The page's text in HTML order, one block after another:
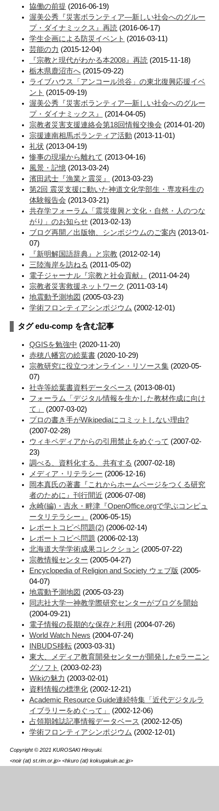
協働の前提 (2016-06-19)
渥美公秀『災害ボランティア―新しい社会へのグルー
プ・ダイナミックス』再読 (2016-06-17)
学生企画による防災イベント (2016-03-11)
芸能の力 (2015-12-04)
『宗教と現代がわかる本2008』再読 (2015-11-18)
栃木県鹿沼市へ (2015-09-22)
ライブハウス「アンコール渋谷」の東北復興応援イベ
ント (2015-09-19)
渥美公秀『災害ボランティア―新しい社会へのグルー
プ・ダイナミックス』
(2014-04-05)
宗教者災害支援連絡会第18回情報交換会 (2014-01-20)
宗援連南相馬ボランティア活動 (2013-11-01)
礼状 (2013-04-19)
惨事の現場から離れて (2013-04-16)
風景・記憶 (2013-03-24)
濱田武士『漁業と震災』
(2013-03-23)
第2回 震災支援に動いた神道文化学部生・専攻科生の
体験報告会 (2013-03-21)
共存学フォーラム「震災復興と文化・自然・人のつな
がり」のお知らせ (2013-02-13)
ブログ再開／出版物、シンポジウムのご案内 (2013-01-
07)
『新明解国語辞典』と宗教 (2012-02-14)
三陸海岸を訪ねる (2011-05-02)
電子ジャーナル『宗教と社会貢献』
(2011-04-24)
宗教者災害救援ネットワーク (2011-03-14)
地震動予測地図 (2005-03-23)
学術フロンティアシンポジウム (2002-12-01)
タグ edu-comp を含む記事
QGISを勉強中 (2020-11-20)
赤穂八幡宮の絵葉書 (2020-10-29)
宗教研究に役立つオンライン・リソース集 (2020-05-
07)
社寺等絵葉書資料データベース (2013-08-01)
フォーラム「デジタル情報を生かした教材作成に向け
て」
(2007-03-02)
プロの書き手がWikipediaにコミットしない理由?
(2007-02-28)
ウィキペディアからの引用禁止をめぐって (2007-02-
23)
調べる、資料化する、共有する (2007-02-18)
メディア・リテラシー (2006-12-16)
岡本真氏の著書『これからホームページをつくる研究
者のために』刊行間近 (2006-07-08)
永崎(編)・吉永・畔津『OpenOffice.orgで学ぶコンピュ
ータリテラシー』
(2006-05-15)
レポートコピペ問題(2) (2006-02-14)
レポートコピペ問題 (2006-02-13)
北海道大学学術成果コレクション (2005-07-22)
宗教情報センター (2005-04-27)
Encyclopedia of Religion and Society ウェブ版 (2005-
04-07)
地震動予測地図 (2005-03-23)
同志社大学一神教学際研究センターがブログを開始
(2004-09-21)
電子情報の長期的な保存と利用 (2004-07-26)
World Watch News (2004-07-24)
INBUDS移転 (2003-03-31)
東大、メディア教育開発センターが開発したeラーニン
グソフト (2003-02-23)
Wikiの魅力 (2003-02-01)
資料情報の標準化 (2002-12-21)
Academic Resource Guide連続特集「近代デジタルラ
イブラリーをめぐって」
(2002-12-06)
占領期雑誌記事情報データベース (2002-12-05)
学術フロンティアシンポジウム (2002-12-01)
Copyright © 2021 KUROSAKI Hiroyuki.
<noir (at) st.rim.or.jp> <hkuro (at) kokugakuin.ac.jp>